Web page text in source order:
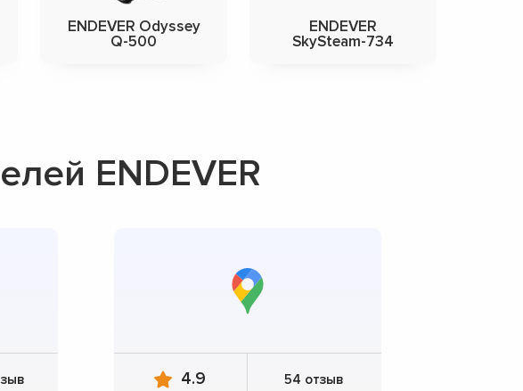
ENDEVER Odyssey
Q-500
ENDEVER
SkySteam-734
ENDEVER
4.9 54 отзыв